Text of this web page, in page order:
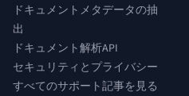
ドキュメントメタデータの抽
出
ドキュメント解析API
セキュリティとプライバシー
すべてのサポート記事を見る